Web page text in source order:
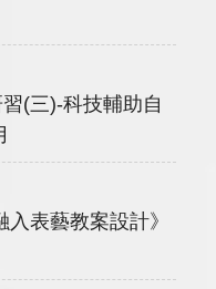
(三)-科技輔助自
表藝教案設計》